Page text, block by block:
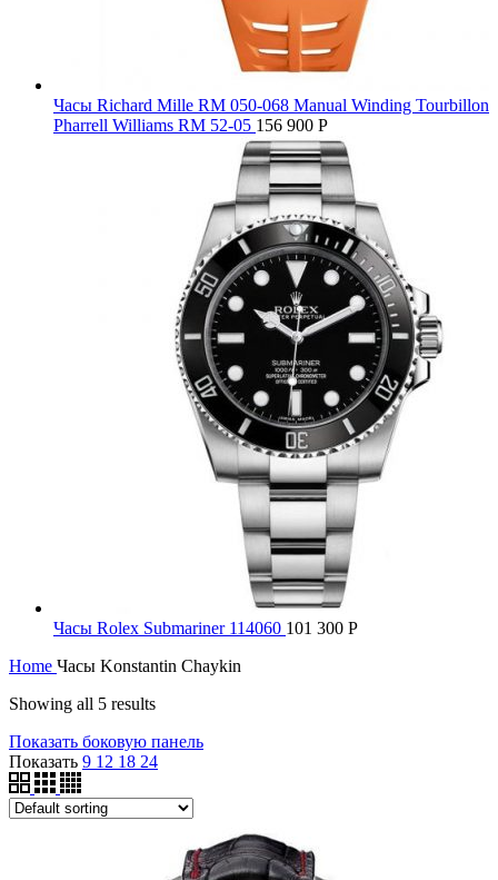
Часы Richard Mille RM 050-068 Manual Winding Tourbillon
Pharrell Williams RM 52-05 156 900 Р
Часы Rolex Submariner 114060 101 300 Р
Home Часы Konstantin Chaykin
Showing all 5 results
Показать боковую панель
Показать 9 12 18 24